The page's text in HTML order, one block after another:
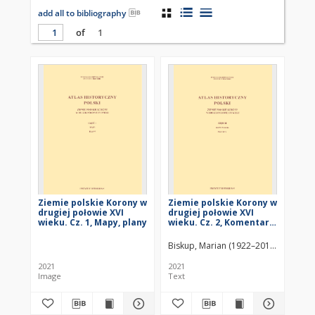
add all to bibliography
of
1
Ziemie polskie Korony w
drugiej połowie XVI
wieku. Cz. 1, Mapy, plany
2021
Image
Ziemie polskie Korony w
drugiej połowie XVI
wieku. Cz. 2, Komentarz,
Biskup, Marian (1922–2012)
2021
Text